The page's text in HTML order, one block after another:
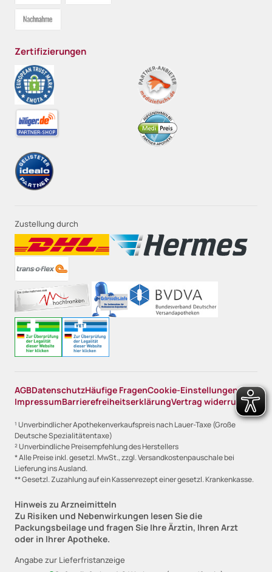
Zertifizierungen
Zustellung durch
AGBDatenschutzHäufige FragenCookie-Einstellungen
ImpressumBarrierefreiheitserklärungVertrag widerrufen
¹ Unverbindlicher Apothekenverkaufspreis nach Lauer-Taxe (Große
Deutsche Spezialitätentaxe)
² Unverbindliche Preisempfehlung des Herstellers
* Alle Preise inkl. gesetzl. MwSt., zzgl. Versandkostenpauschale bei
Lieferung ins Ausland.
** Gesetzl. Zuzahlung auf ein Kassenrezept einer gesetzl. Krankenkasse.
Hinweis zu Arzneimitteln
Zu Risiken und Nebenwirkungen lesen Sie die
Packungsbeilage und fragen Sie Ihre Ärztin, Ihren Arzt
oder in Ihrer Apotheke.
Angabe zur Lieferfristanzeige